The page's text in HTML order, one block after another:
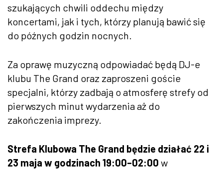
szukających chwili oddechu między
koncertami, jak i tych, którzy planują bawić się
do późnych godzin nocnych.
Za oprawę muzyczną odpowiadać będą DJ-e
klubu The Grand oraz zaproszeni goście
specjalni, którzy zadbają o atmosferę strefy od
pierwszych minut wydarzenia aż do
zakończenia imprezy.
Strefa Klubowa The Grand będzie działać 22 i
23 maja w godzinach 19:00–02:00 w